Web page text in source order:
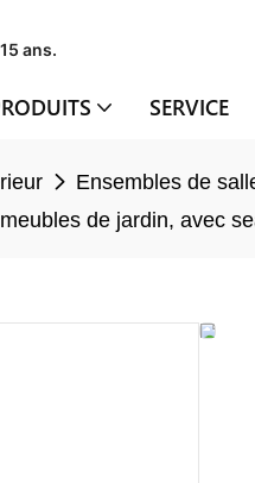
ans.
SERVICE
Ensembles de
de jardin, avec